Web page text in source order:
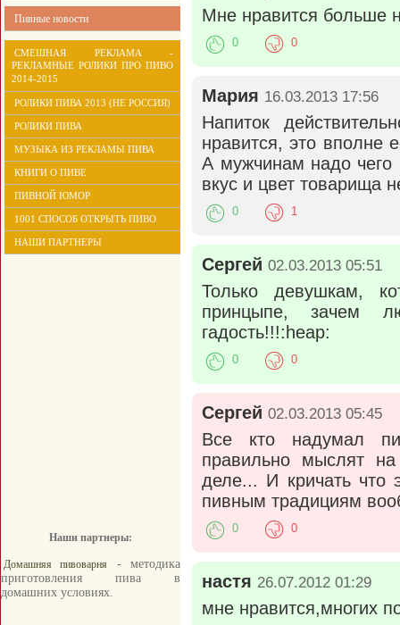
Пивные новости
СМЕШНАЯ РЕКЛАМА -
РЕКЛАМНЫЕ РОЛИКИ ПРО ПИВО
2014-2015
РОЛИКИ ПИВА 2013 (НЕ РОССИЯ)
РОЛИКИ ПИВА
МУЗЫКА ИЗ РЕКЛАМЫ ПИВА
КНИГИ О ПИВЕ
ПИВНОЙ ЮМОР
1001 СПОСОБ ОТКРЫТЬ ПИВО
НАШИ ПАРТНЕРЫ
Наши партнеры:
Домашняя пивоварня
- методика
приготовления пива в
домашних условиях.
Мне нравится больше
0 0
Мария 16.03.2013 17:56
Напиток
нравится, это вполне
А мужчинам надо чего
вкус и цвет товарища
0 1
Сергей 02.03.2013 05:51
Только девушкам,
принцыпе, зачем
гадость!!!:heap:
0 0
Сергей 02.03.2013 05:45
Все кто надумал
правильно мыслят
деле... И кричать что
пивным традициям
0 0
настя 26.07.2012 01:29
мне нравится,многих